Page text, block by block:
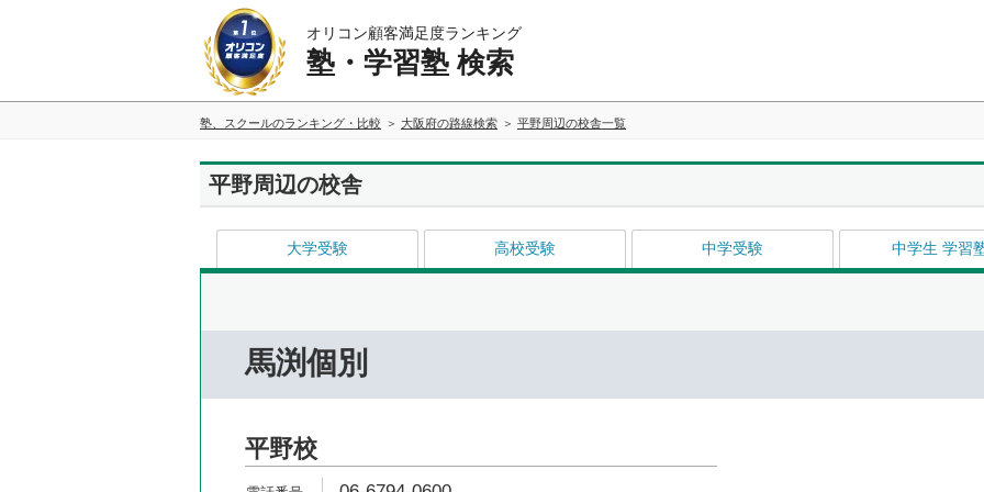
オリコン顧客満足度ランキング
塾・学習塾 検索
塾、スクールのランキング・比較 大阪府の路線検索 平野周辺の校舎一覧
平野周辺の校舎
大学受験 高校受験 中学受験 中学生 学習
馬渕個別
平野校